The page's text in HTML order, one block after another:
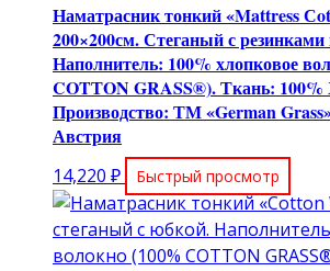
Наматрасник тонкий «Mattress
200×200см. Стеганый с резинками
Наполнитель: 100% хлопковое
COTТON GRASS®). Ткань:
Производство: ТМ «German
Австрия
14,220 ₽ Быстрый просмотр